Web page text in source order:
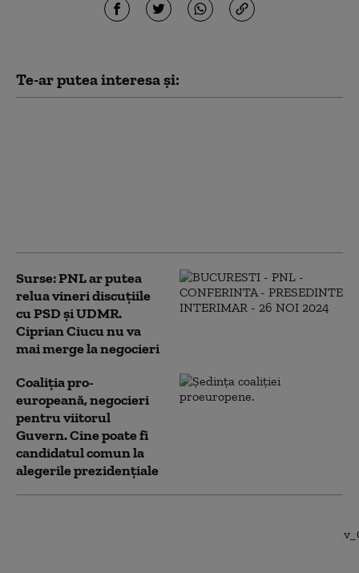
Te-ar putea interesa și:
Surse: PNL ar putea
relua vineri discuțiile
cu PSD și UDMR.
Ciprian Ciucu nu va
mai merge la negocieri
Coaliția pro-
europeană, negocieri
pentru viitorul
Guvern. Cine poate fi
candidatul comun la
alegerile prezidențiale